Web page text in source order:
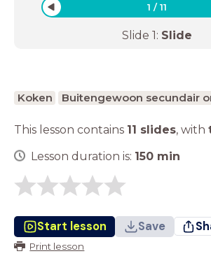
1 /11
Slide 1: Slide
Koken Buitengewoon secundair
This lesson contains 11 slides, with
Lesson duration is: 150 min
Start lesson Save
Print lesson